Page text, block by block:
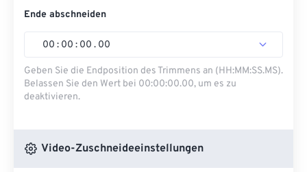
Ende abschneiden
00 : 00 : 00 . 00
Geben Sie die Endposition des Trimmens an (HH:MM:SS.MS).
Belassen Sie den Wert bei 00:00:00.00, um es zu
deaktivieren.
Video-Zuschneideeinstellungen